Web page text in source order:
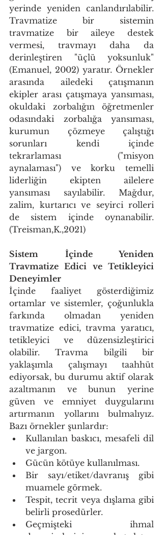
yerinde yeniden canlandırılabilir.
Travmatize bir sistemin
travmatize bir aileye destek
vermesi, travmayı daha da
derinleştiren "üçlü yoksunluk"
(Emanuel, 2002) yaratır. Örnekler
arasında ailedeki çatışmanın
ekipler arası çatışmaya yansıması,
okuldaki zorbalığın öğretmenler
odasındaki zorbalığa yansıması,
kurumun çözmeye çalıştığı
sorunları kendi içinde
tekrarlaması ("misyon
aynalaması") ve korku temelli
liderliğin ekipten ailelere
yansıması sayılabilir. Mağdur,
zalim, kurtarıcı ve seyirci rolleri
de sistem içinde oynanabilir.
(Treisman,K.,2021)
Sistem İçinde Yeniden
Travmatize Edici ve Tetikleyici
Deneyimler
İçinde faaliyet gösterdiğimiz
ortamlar ve sistemler, çoğunlukla
farkında olmadan yeniden
travmatize edici, travma yaratıcı,
tetikleyici ve düzensizleştirici
olabilir. Travma bilgili bir
yaklaşımla çalışmayı taahhüt
ediyorsak, bu durumu aktif olarak
azaltmanın ve bunun yerine
güven ve emniyet duygularını
artırmanın yollarını bulmalıyız.
Bazı örnekler şunlardır:
Kullanılan baskıcı, mesafeli dil
ve jargon.
Gücün kötüye kullanılması.
Bir sayı/etiket/davranış gibi
muamele görmek.
Tespit, tecrit veya dışlama gibi
belirli prosedürler.
Geçmişteki ihmal